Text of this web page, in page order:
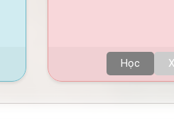
Học